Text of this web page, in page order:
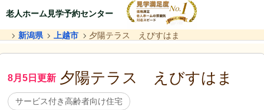
老人ホーム見学予約センター
新潟県 上越市 夕陽テラス えびすはま
8月5日更新 夕陽テラス えびすはま
サービス付き高齢者向け住宅